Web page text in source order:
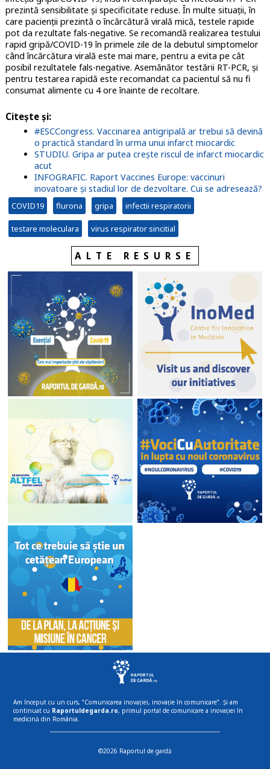
prezintă sensibilitate și specificitate reduse. În multe situații, în
care pacienții prezintă o încărcătură virală mică, testele rapide
pot da rezultate fals-negative. Se recomandă realizarea testului
rapid gripă/COVID-19 în primele zile de la debutul simptomelor
când încărcătura virală este mai mare, pentru a evita pe cât
posibil rezultatele fals-negative. Asemănător testării RT-PCR, și
pentru testarea rapidă este recomandat ca pacientul să nu fi
consumat alimente cu 4 ore înainte de recoltare.
Citește și:
#ESCCongress. Vaccinarea antigripală ar trebui să devină
o practică standard în urma unui infarct miocardic
STUDIU. Gripa ar putea crește riscul de infarct miocardic
acut
INFOGRAFIC. Raport Vaccines Europe: vaccinuri
inovatoare și stadiul lor de dezvoltare. Cui se adresează?
COVID19 flurona gripa infectii respiratorii
testare moleculara virus respirator sincitial
ALTE RESURSE
Am început cu un curs, “Comunicarea inovației, inovație în comunicare”. Și am
continuat cu Raportuldegarda.ro, primul portal de comunicare a inovației în
medicină din România.
©2026 Raportul de gardă